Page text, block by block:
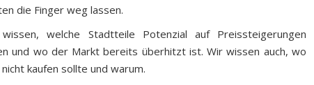
die Finger weg lassen.
welche Stadtteile Potenzial auf Preissteigerungen
und wo der Markt bereits überhitzt ist. Wir wissen auch, wo
kaufen sollte und warum.